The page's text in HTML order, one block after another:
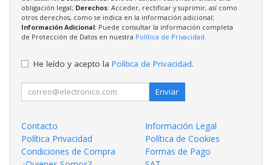
obligación legal; Derechos: Acceder, rectificar y suprimir, así como
otros derechos, como se indica en la información adicional;
Información Adicional: Puede consultar la información completa
de Protección de Datos en nuestra Política de Privacidad.
He leído y acepto la Política de Privacidad.
Enviar
Contacto
Información Legal
Política Privacidad
Política de Cookies
Condiciones de Compra
Formas de Pago